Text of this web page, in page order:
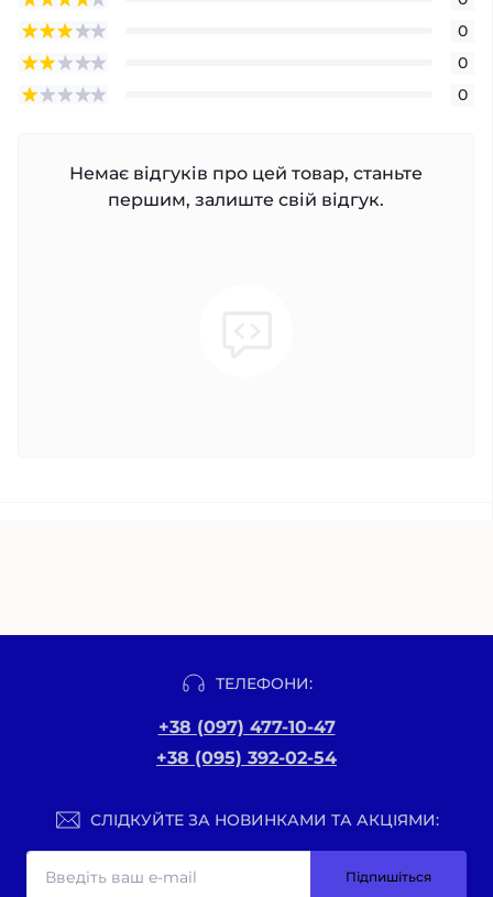
0
0
0
Немає відгуків про цей товар, станьте
першим, залиште свій відгук.
ТЕЛЕФОНИ:
+38 (097) 477-10-47
+38 (095) 392-02-54
СЛІДКУЙТЕ ЗА НОВИНКАМИ ТА АКЦІЯМИ:
Підпишіться